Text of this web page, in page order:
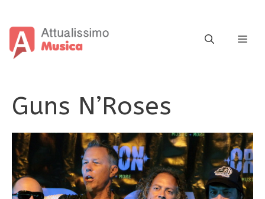
contenuto
Guns N’Roses